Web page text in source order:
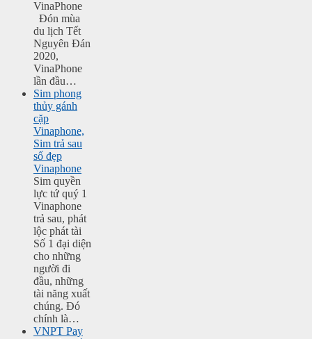
VinaPhone
Đón mùa
du lịch Tết
Nguyên Đán
2020,
VinaPhone
lần đầu…
Sim phong
thủy gánh
cặp
Vinaphone,
Sim trả sau
số đẹp
Vinaphone
Sim quyền
lực tứ quý 1
Vinaphone
trả sau, phát
lộc phát tài
Số 1 đại diện
cho những
người đi
đầu, những
tài năng xuất
chúng. Đó
chính là…
VNPT Pay